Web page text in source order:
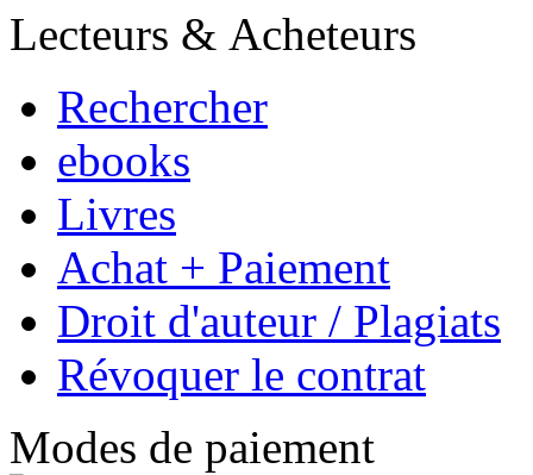
Lecteurs & Acheteurs
Rechercher
ebooks
Livres
Achat + Paiement
Droit d'auteur / Plagiats
Révoquer le contrat
Modes de paiement